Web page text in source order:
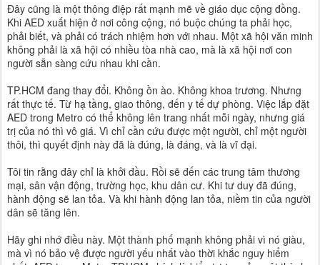
Đây cũng là một thông điệp rất mạnh mẽ về giáo dục cộng đồng.
Khi AED xuất hiện ở nơi công cộng, nó buộc chúng ta phải học,
phải biết, và phải có trách nhiệm hơn với nhau. Một xã hội văn minh
không phải là xã hội có nhiều tòa nhà cao, mà là xã hội nơi con
người sẵn sàng cứu nhau khi cần.
TP.HCM đang thay đổi. Không ồn ào. Không khoa trương. Nhưng
rất thực tế. Từ hạ tầng, giao thông, đến y tế dự phòng. Việc lắp đặt
AED trong Metro có thể không lên trang nhất mỗi ngày, nhưng giá
trị của nó thì vô giá. Vì chỉ cần cứu được một người, chỉ một người
thôi, thì quyết định này đã là đúng, là đáng, và là vĩ đại.
Tôi tin rằng đây chỉ là khởi đầu. Rồi sẽ đến các trung tâm thương
mại, sân vận động, trường học, khu dân cư. Khi tư duy đã đúng,
hành động sẽ lan tỏa. Và khi hành động lan tỏa, niềm tin của người
dân sẽ tăng lên.
Hãy ghi nhớ điều này. Một thành phố mạnh không phải vì nó giàu,
mà vì nó bảo vệ được người yếu nhất vào thời khắc nguy hiểm